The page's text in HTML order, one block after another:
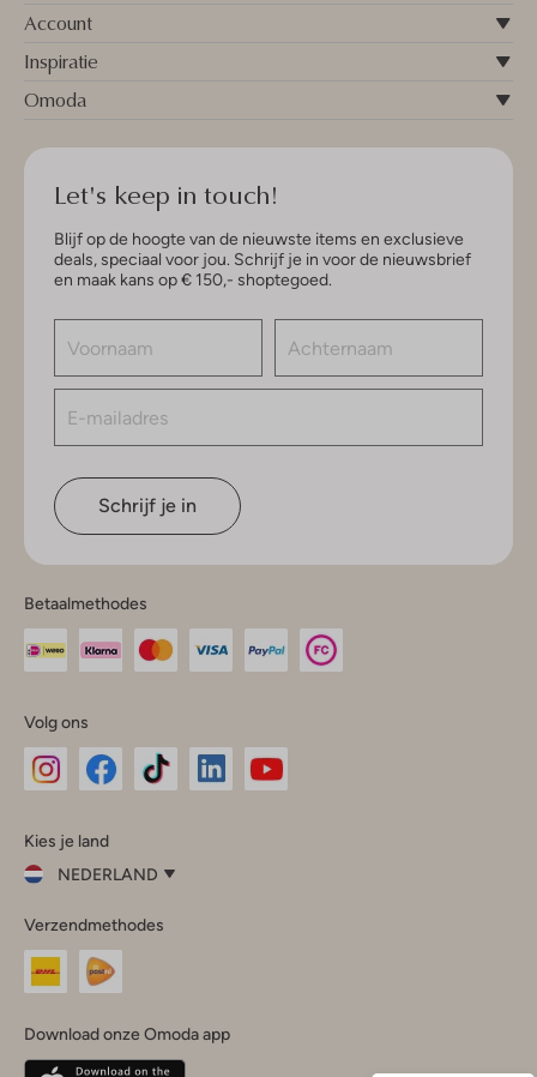
Account
Inspiratie
Omoda
Let's keep in touch!
Blijf op de hoogte van de nieuwste items en exclusieve
deals, speciaal voor jou. Schrijf je in voor de nieuwsbrief
en maak kans op € 150,- shoptegoed.
Schrijf je in
Betaalmethodes
Volg ons
InstagramFacebook
Kies je land
NEDERLAND
je
land
Nederland
Belgique(Français)
Verzendmethodes
Download onze Omoda app